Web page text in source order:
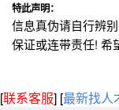
特此声明：
信息真伪请自行辨
保证或连带责任! 希
[联系客服] [最新找人